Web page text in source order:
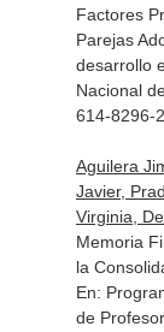
Factores
Parejas
desarrollo
Nacional
614-8296-2
Aguilera
Javier,
Virginia,
Memoria
la
En:
de